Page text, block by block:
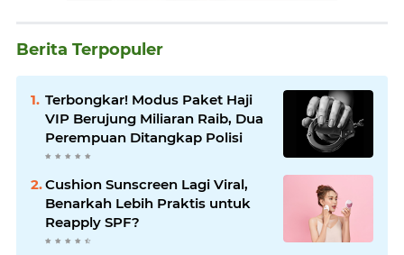
Berita Terpopuler
Terbongkar! Modus Paket Haji
VIP Berujung Miliaran Raib, Dua
Perempuan Ditangkap Polisi
Cushion Sunscreen Lagi Viral,
Benarkah Lebih Praktis untuk
Reapply SPF?